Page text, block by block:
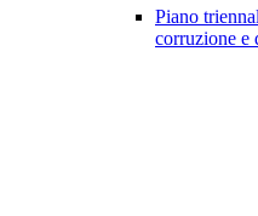
Piano
corruzione e